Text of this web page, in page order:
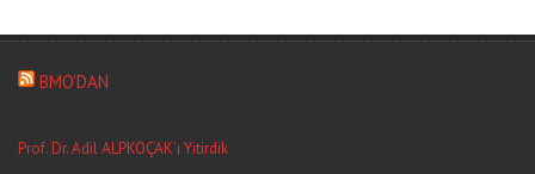
BMO’DAN
Prof. Dr. Adil ALPKOÇAK’ı Yitirdik